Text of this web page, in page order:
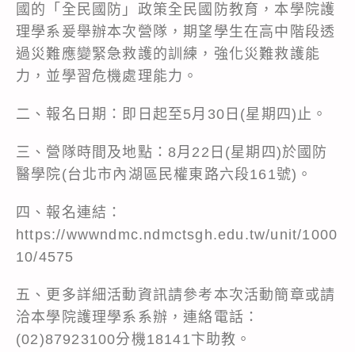
國的「全民國防」政策全民國防教育，本學院護
理學系爰舉辦本次營隊，期望學生在高中階段透
過災難應變緊急救護的訓練，強化災難救護能
力，並學習危機處理能力。
二、報名日期：即日起至5月30日(星期四)止。
三、營隊時間及地點：8月22日(星期四)於國防
醫學院(台北市內湖區民權東路六段161號)。
四、報名連結：
https://wwwndmc.ndmctsgh.edu.tw/unit/1000
10/4575
五、更多詳細活動資訊請參考本次活動簡章或請
洽本學院護理學系系辦，連絡電話：
(02)87923100分機18141卞助教。